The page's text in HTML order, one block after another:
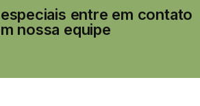
entre em contato
nossa equipe